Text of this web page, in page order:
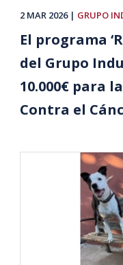
2 MAR 2026 GRUPO
El programa
del Grupo
10.000€ para
Contra el